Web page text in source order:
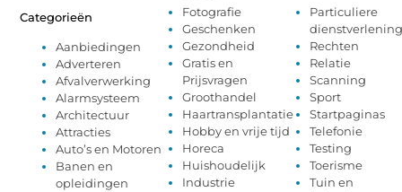
Categorieën
Aanbiedingen
Adverteren
Afvalverwerking
Alarmsysteem
Architectuur
Attracties
Auto’s en Motoren
Banen en
opleidingen
Fotografie
Geschenken
Gezondheid
Gratis en
Prijsvragen
Groothandel
Haartransplantatie
Hobby en vrije tijd
Horeca
Huishoudelijk
Industrie
Particuliere
dienstverlening
Rechten
Relatie
Scanning
Sport
Startpaginas
Telefonie
Testing
Toerisme
Tuin en